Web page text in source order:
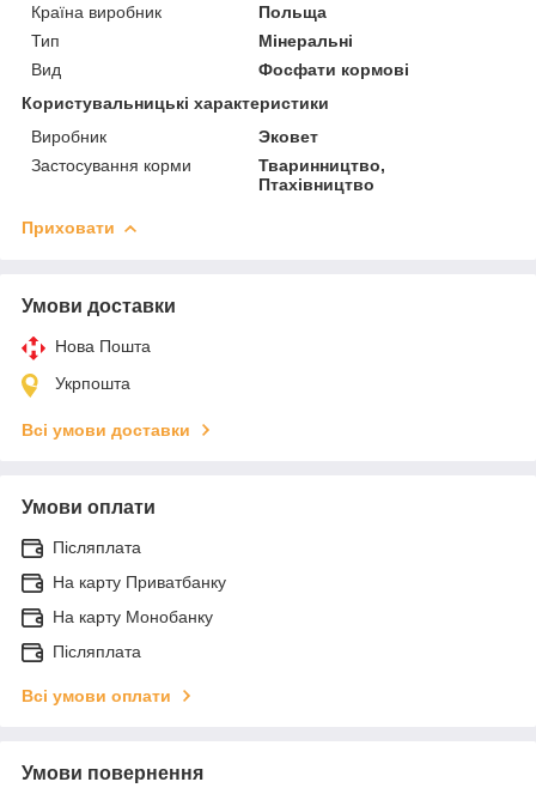
Країна виробник
Польща
Тип
Мінеральні
Вид
Фосфати кормові
Користувальницькі характеристики
Виробник
Эковет
Застосування корми
Тваринництво,
Птахівництво
Приховати
Умови доставки
Нова Пошта
Укрпошта
Всі умови доставки
Умови оплати
Післяплата
На карту Приватбанку
На карту Монобанку
Післяплата
Всі умови оплати
Умови повернення